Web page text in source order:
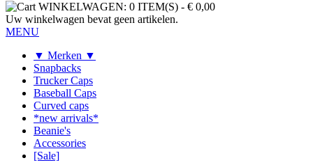
WINKELWAGEN: 0 ITEM(S) - € 0,00
Uw winkelwagen bevat geen artikelen.
MENU
▼ Merken ▼
Snapbacks
Trucker Caps
Baseball Caps
Curved caps
*new arrivals*
Beanie's
Accessories
[Sale]